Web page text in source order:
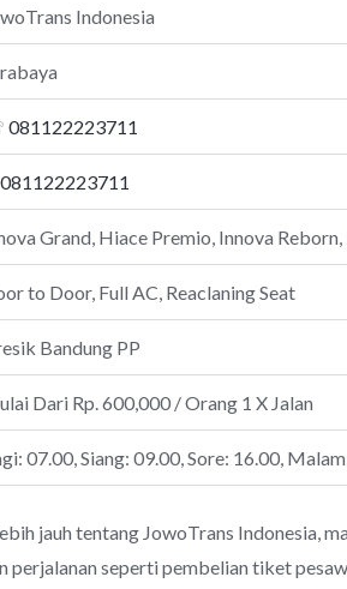
Indonesia
081122223711
081122223711
Grand, Hiace Premio, Innova
to Door, Full AC, Reaclaning Seat
Bandung PP
Dari Rp. 600,000 / Orang 1 X Jalan
07.00, Siang: 09.00, Sore: 16.00,
jauh tentang JowoTrans Indonesia,
perjalanan seperti pembelian tiket